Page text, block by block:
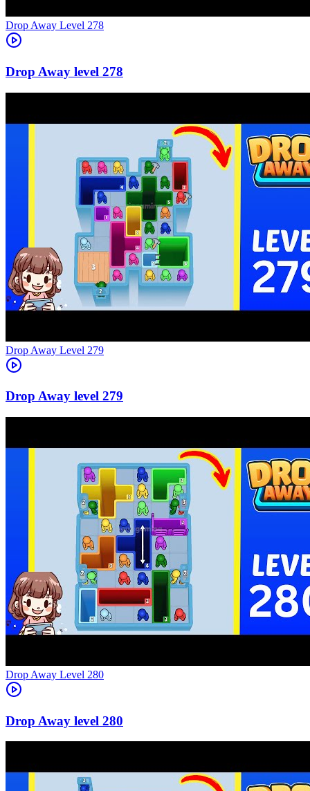
Level 278
278
Level 279
279
Level 280
280